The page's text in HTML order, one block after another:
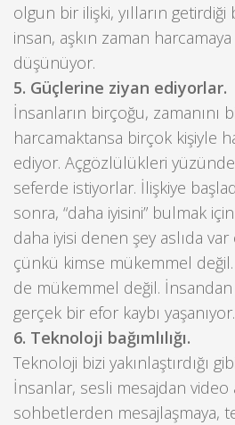
olgun bir ilişki, yılların
insan, aşkın zaman
düşünüyor.
5. Güçlerine ziyan ediyorlar.
İnsanların birçoğu, zamanını
harcamaktansa birçok kişiyle
ediyor. Açgözlülükleri
seferde istiyorlar. İlişkiye
sonra, “daha iyisini” bulmak
daha iyisi denen şey aslıda
çünkü kimse mükemmel değil.
de mükemmel değil.
gerçek bir efor kaybı yaşanıyor.
6. Teknoloji bağımlılığı.
Teknoloji bizi yakınlaştırdığı
İnsanlar, sesli mesajdan video
sohbetlerden mesajlaşmaya,